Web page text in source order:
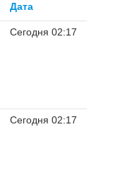
Дата
Сегодня 02:17
Сегодня 02:17